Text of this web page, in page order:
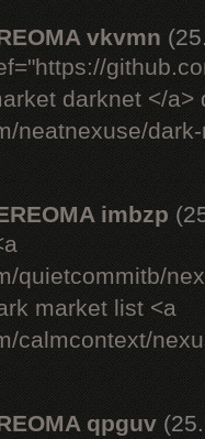
vkvmn
darknet </
neatnexuse/
imbzp
quietcommitb/
market list <a
calmcontext/
qpguv